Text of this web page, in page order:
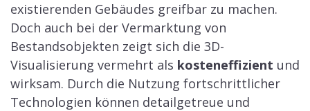
existierenden Gebäudes greifbar zu machen.
Doch auch bei der Vermarktung von
Bestandsobjekten zeigt sich die 3D-
Visualisierung vermehrt als kosteneffizient und
wirksam. Durch die Nutzung fortschrittlicher
Technologien können detailgetreue und